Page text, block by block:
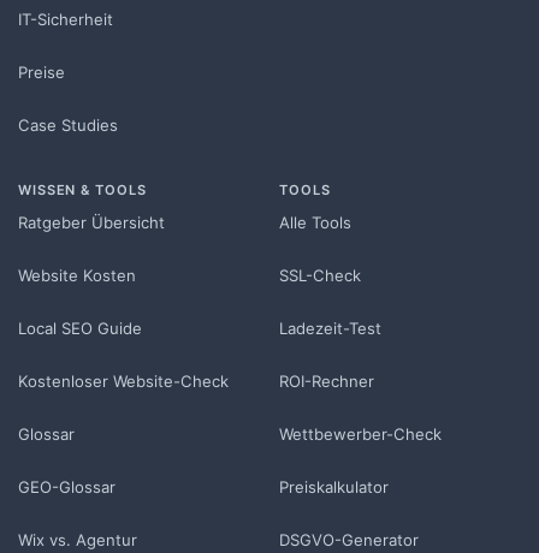
IT-Sicherheit
Preise
Case Studies
WISSEN & TOOLS
Ratgeber Übersicht
Website Kosten
Local SEO Guide
Kostenloser Website-Check
Glossar
GEO-Glossar
Wix vs. Agentur
TOOLS
Alle Tools
SSL-Check
Ladezeit-Test
ROI-Rechner
Wettbewerber-Check
Preiskalkulator
DSGVO-Generator